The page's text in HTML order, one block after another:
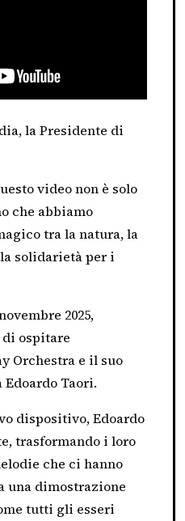
la Presidente di
video non è solo
che abbiamo
tra la natura, la
solidarietà per i
2025,
ospitare
Orchestra e il suo
Taori.
dispositivo, Edoardo
trasformando i loro
che ci hanno
una dimostrazione
tutti gli esseri